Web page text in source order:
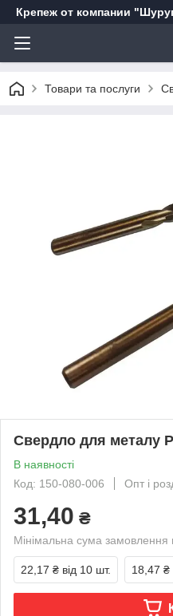
Крепеж от компании
Товари та послуги
Свердло для металу
В наявності
Код: 150-080-006
Опт і
31,40 ₴
Мінімальна сума
22,17 ₴ від 10 шт. 18,47 ₴